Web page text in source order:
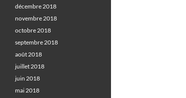
décembre 2018
novembre 2018
octobre 2018
septembre 2018
août 2018
juillet 2018
juin 2018
mai 2018